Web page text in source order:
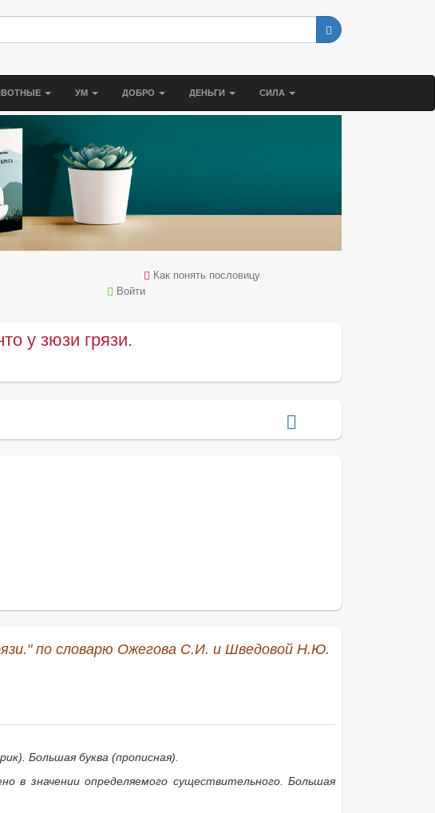
УМ ДОБРО ДЕНЬГИ СИЛА
Как понять пословицу
Войти
у зюзи грязи.
по словарю Ожегова С.И. и Шведовой Н.Ю.
Большая буква (прописная).
в значении определяемого существительного. Большая